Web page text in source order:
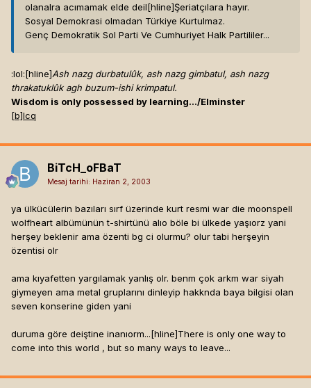
olanalra acımamak elde deil[hline]Şeriatçılara hayır.
Sosyal Demokrasi olmadan Türkiye Kurtulmaz.
Genç Demokratik Sol Parti Ve Cumhuriyet Halk Partililer...
:lol:[hline]Ash nazg durbatulûk, ash nazg gimbatul, ash nazg
thrakatuklûk agh buzum-ishi krimpatul.
Wisdom is only possessed by learning.../Elminster
[b]Icq
BiTcH_oFBaT
Mesaj tarihi: Haziran 2, 2003
ya ülkücülerin bazıları sırf üzerinde kurt resmi war die moonspell
wolfheart albümünün t-shirtünü alıo böle bi ülkede yaşıorz yani
herşey beklenir ama özenti bg ci olurmu? olur tabi herşeyin
özentisi olr
ama kıyafetten yargılamak yanlış olr. benm çok arkm war siyah
giymeyen ama metal gruplarını dinleyip hakknda baya bilgisi olan
seven konserine giden yani
duruma göre deiştine inanıorm...[hline]There is only one way to
come into this world , but so many ways to leave...